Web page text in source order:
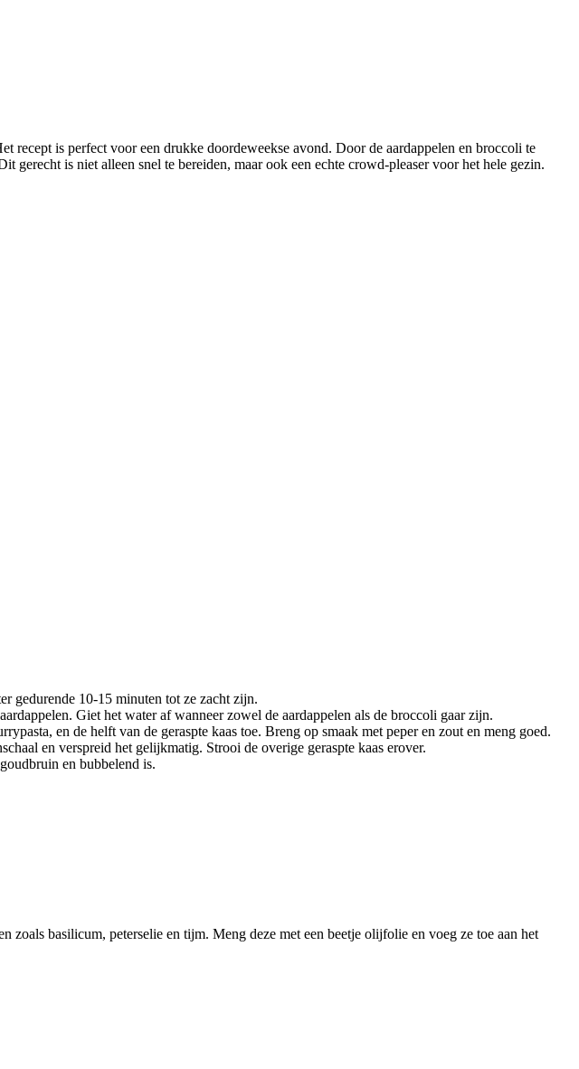
recept is perfect voor een drukke doordeweekse avond. Door de aardappelen en broccoli te
is niet alleen snel te bereiden, maar ook een echte crowd-pleaser voor het hele gezin.
gedurende 10-15 minuten tot ze zacht zijn.
Giet het water af wanneer zowel de aardappelen als de broccoli gaar zijn.
en de helft van de geraspte kaas toe. Breng op smaak met peper en zout en meng goed.
en verspreid het gelijkmatig. Strooi de overige geraspte kaas erover.
en bubbelend is.
basilicum, peterselie en tijm. Meng deze met een beetje olijfolie en voeg ze toe aan het